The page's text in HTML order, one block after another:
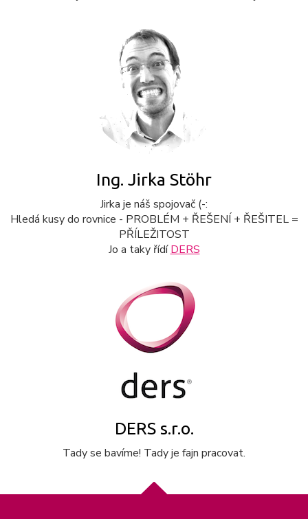
Ing. Jirka Stöhr
Jirka je náš spojovač (-:
Hledá kusy do rovnice - PROBLÉM + ŘEŠENÍ + ŘEŠITEL =
PŘÍLEŽITOST
Jo a taky řídíDERS
DERS s.r.o.
Tady se bavíme! Tady je fajn pracovat.